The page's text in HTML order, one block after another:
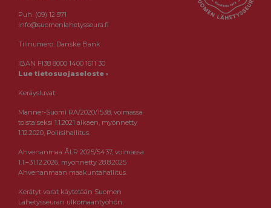
Puh. (09) 12 971
info@suomenlahetysseura.fi
Tilinumero: Danske Bank
IBAN FI38 8000 1400 1611 30
Lue tietosuojaseloste ›
Keräysluvat:
Manner-Suomi RA/2020/1538, voimassa
toistaiseksi 1.1.2021 alkaen, myönnetty
1.12.2020, Poliisihallitus.
Ahvenanmaa ÅLR 2025/5437, voimassa
1.1.–31.12.2026, myönnetty 28.8.2025
Ahvenanmaan maakuntahallitus.
Kerätyt varat käytetään Suomen
Lähetysseuran ulkomaantyöhön.